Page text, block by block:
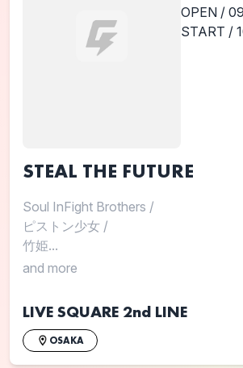
OPEN /
START /
STEAL THE FUTURE
Soul InFight Brothers /
ピストン少女 /
竹姫...
and more
LIVE SQUARE 2nd LINE
OSAKA